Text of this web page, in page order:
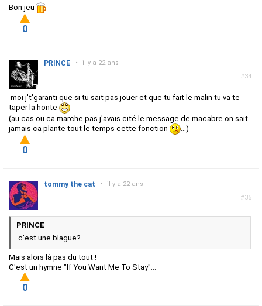
Bon jeu
0
#34
PRINCE • il y a 22 ans
moi j't'garanti que si tu sait pas jouer et que tu fait le malin tu va te
taper la honte
(au cas ou ca marche pas j'avais cité le message de macabre on sait
jamais ca plante tout le temps cette fonction
...)
0
#35
tommy the cat • il y a 22 ans
PRINCE
c'est une blague?
Mais alors là pas du tout !
C'est un hymne "If You Want Me To Stay"...
0